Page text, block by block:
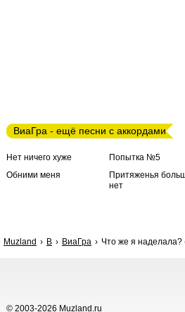
ВиаГра - ещё песни с аккордами
Нет ничего хуже
Обними меня
Попытка №5
Притяженья
нет
Muzland В ВиаГра Что же я наделала?
© 2003-2026 Muzland.ru